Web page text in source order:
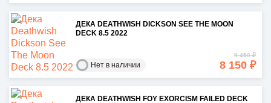
ДЕКА DEATHWISH DICKSON SEE THE MOON
DECK 8.5 2022
Нет в наличии
9 450 ₽
8 150 ₽
ДЕКА DEATHWISH FOY EXORCISM FAILED DECK